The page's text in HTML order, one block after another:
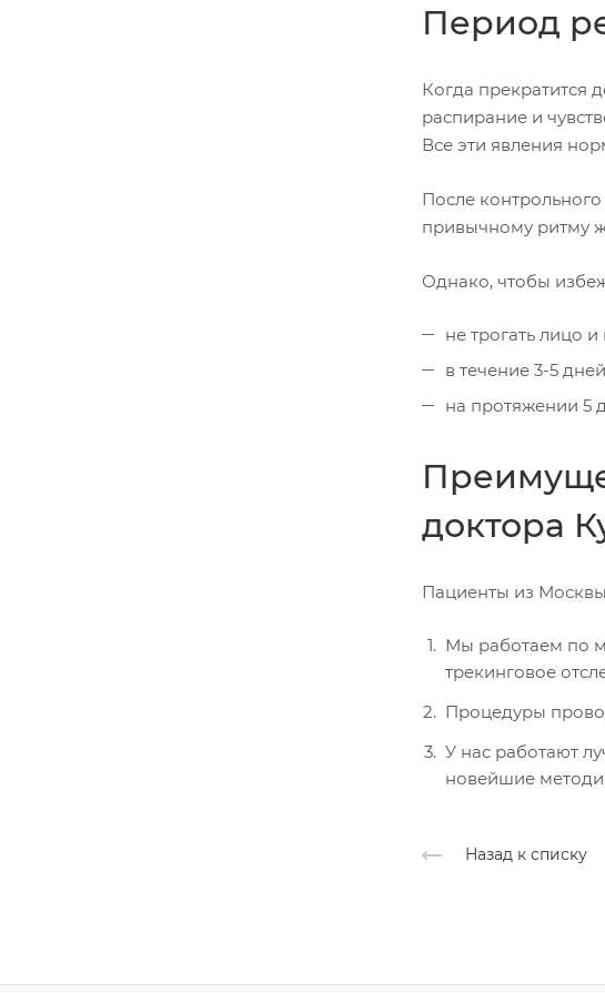
Период
Когда прекратится
распирание и
Все эти явления
После
привычному ритму
Однако, чтобы
не трогать лицо
в течение 3-5
на протяжении 5
доктора
Пациенты из
Мы работаем по
трекинговое
Процедуры
У нас работают
новейшие
Назад к списку